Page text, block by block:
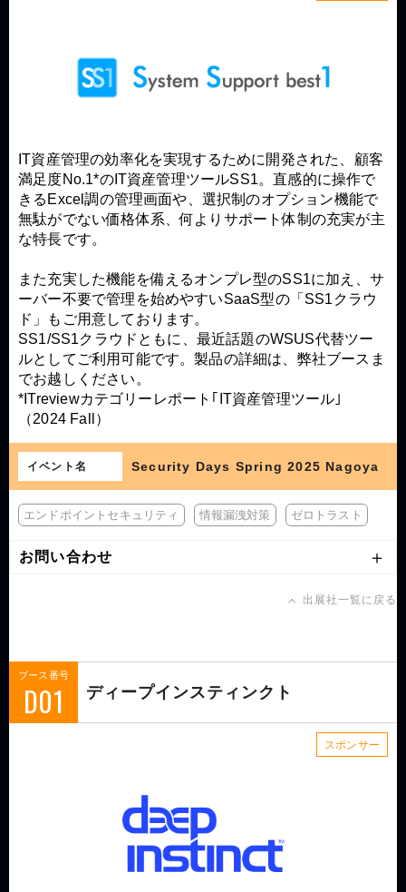
IT資産管理の効率化を実現するために開発された、顧客
満足度No.1*のIT資産管理ツールSS1。直感的に操作で
きるExcel調の管理画面や、選択制のオプション機能で
無駄がでない価格体系、何よりサポート体制の充実が主
な特長です。
また充実した機能を備えるオンプレ型のSS1に加え、サ
ーバー不要で管理を始めやすいSaaS型の「SS1クラウ
ド」もご用意しております。
SS1/SS1クラウドともに、最近話題のWSUS代替ツー
ルとしてご利用可能です。製品の詳細は、弊社ブースま
でお越しください。
*ITreviewカテゴリーレポート｢IT資産管理ツール｣
（2024 Fall）
イベント名 Security Days Spring 2025 Nagoya
エンドポイントセキュリティ 情報漏洩対策 ゼロトラスト
お問い合わせ
出展社一覧に戻る
ブース番号
D01 ディープインスティンクト
スポンサー